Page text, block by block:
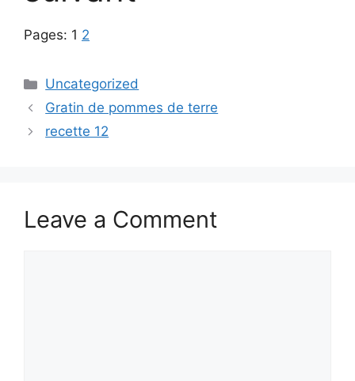
Pages: 1 2
Categories
Uncategorized
Gratin de pommes de terre
recette 12
Leave a Comment